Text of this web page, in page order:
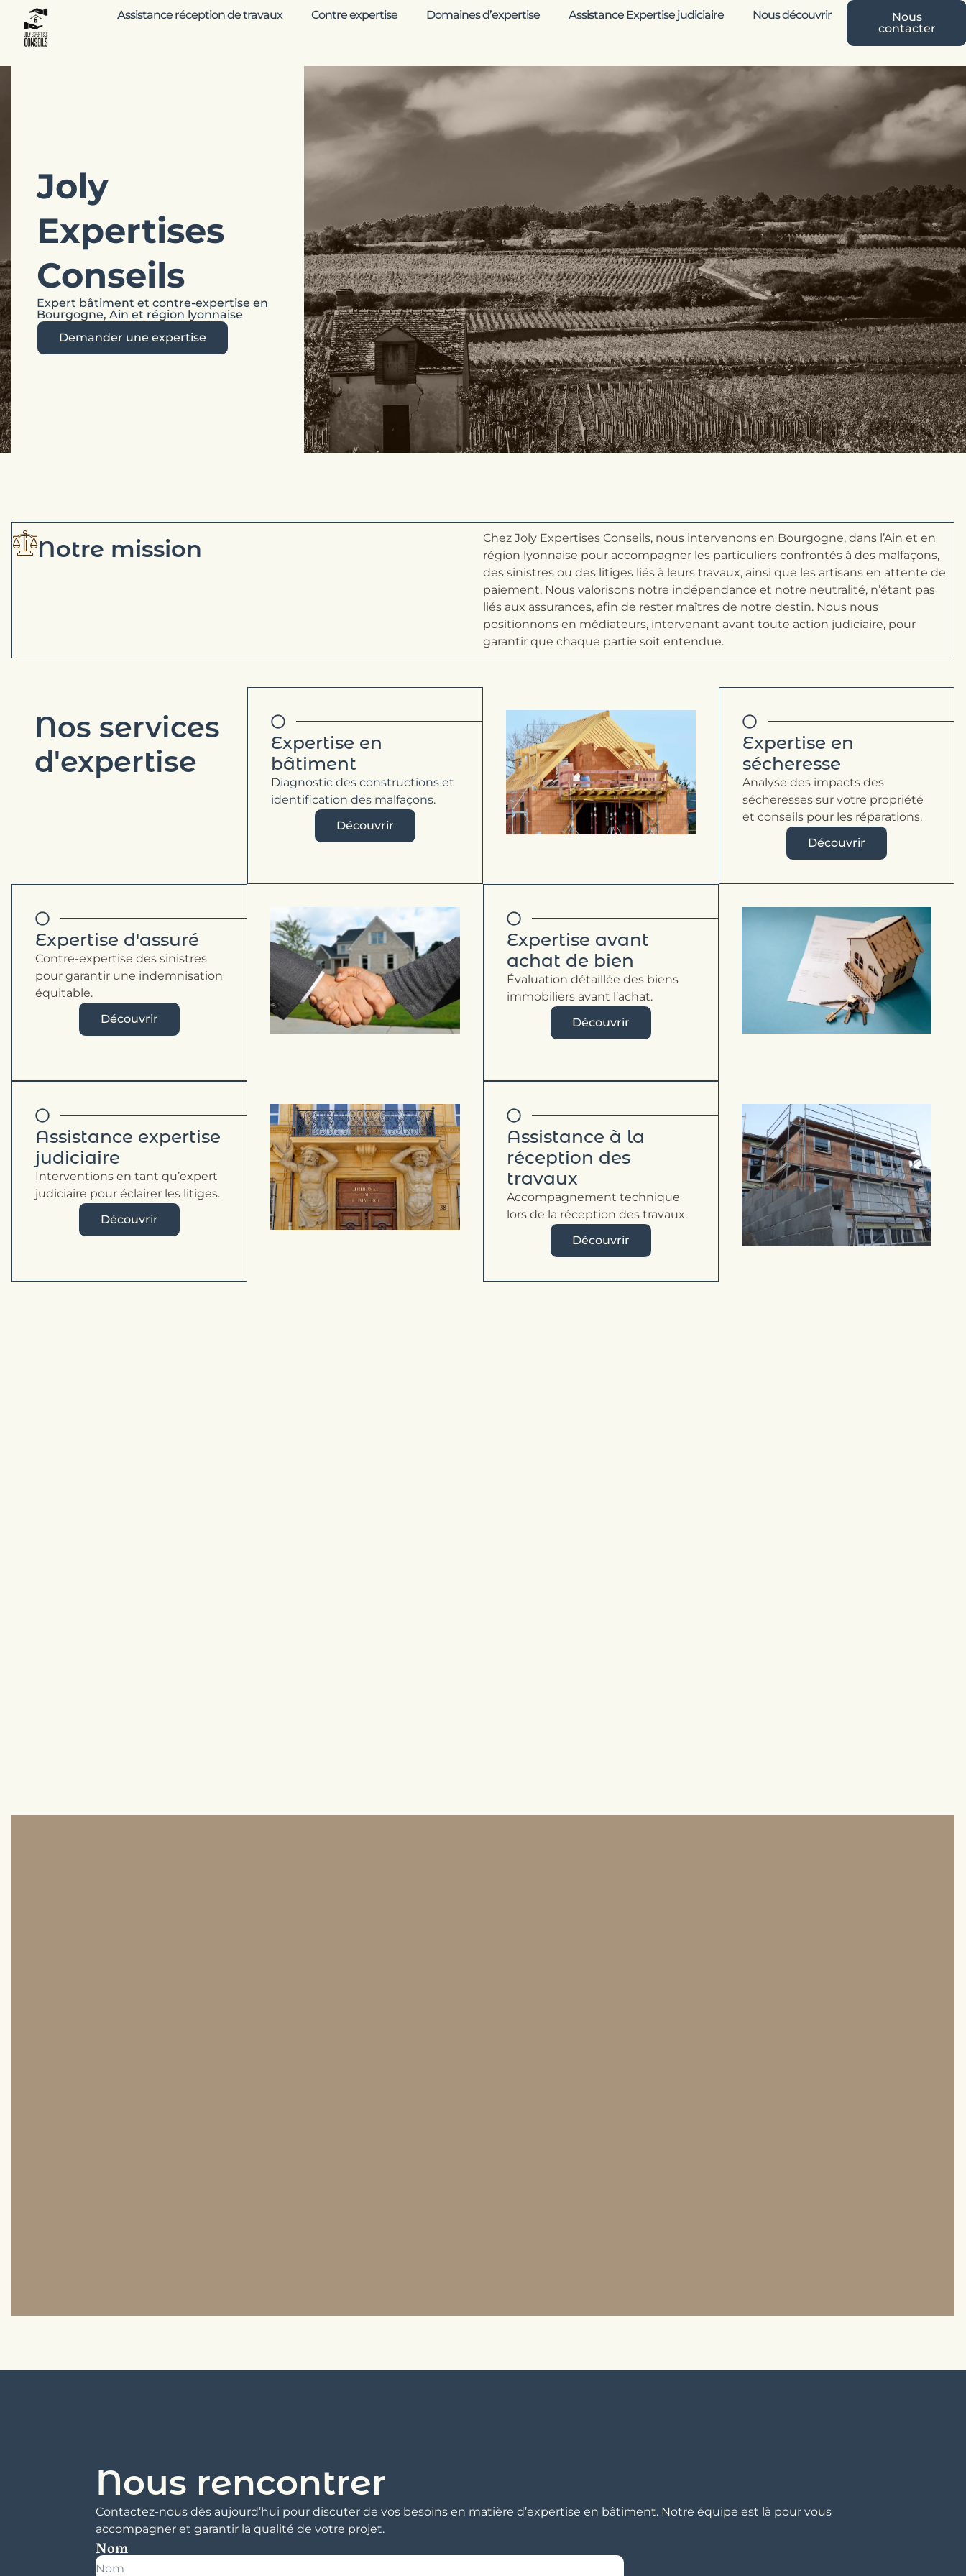
Assistance réception de travaux Contre expertise Domaines d’expertise Assistance Expertise judiciaire Nous découvrir
Nous
contacter
Joly
Expertises
Conseils
Expert bâtiment et contre-expertise en
Bourgogne, Ain et région lyonnaise
Demander une expertise
Notre mission
Chez Joly Expertises Conseils, nous intervenons en Bourgogne, dans l’Ain et en
région lyonnaise pour accompagner les particuliers confrontés à des malfaçons,
des sinistres ou des litiges liés à leurs travaux, ainsi que les artisans en attente de
paiement. Nous valorisons notre indépendance et notre neutralité, n’étant pas
liés aux assurances, afin de rester maîtres de notre destin. Nous nous
positionnons en médiateurs, intervenant avant toute action judiciaire, pour
garantir que chaque partie soit entendue.
Nos services
d'expertise
Expertise en
bâtiment
Diagnostic des constructions et
identification des malfaçons.
Découvrir
Expertise en
sécheresse
Analyse des impacts des
sécheresses sur votre propriété
et conseils pour les réparations.
Découvrir
Expertise d'assuré
Contre-expertise des sinistres
pour garantir une indemnisation
équitable.
Découvrir
Expertise avant
achat de bien
Évaluation détaillée des biens
immobiliers avant l’achat.
Découvrir
Assistance expertise
judiciaire
Interventions en tant qu’expert
judiciaire pour éclairer les litiges.
Découvrir
Assistance à la
réception des
travaux
Accompagnement technique
lors de la réception des travaux.
Découvrir
Nous rencontrer
Contactez-nous dès aujourd’hui pour discuter de vos besoins en matière d’expertise en bâtiment. Notre équipe est là pour vous
accompagner et garantir la qualité de votre projet.
Nom